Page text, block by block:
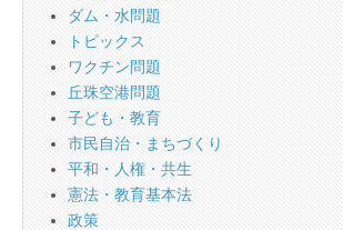
ダム・水問題
トピックス
ワクチン問題
丘珠空港問題
子ども・教育
市民自治・まちづくり
平和・人権・共生
憲法・教育基本法
政策